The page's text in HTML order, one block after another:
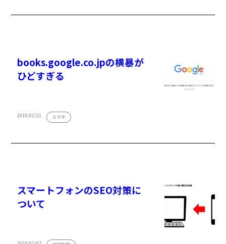
books.google.co.jpの横暴が
ひどすぎる
2018/02/21 スマホ
スマートフォンのSEO対策に
ついて